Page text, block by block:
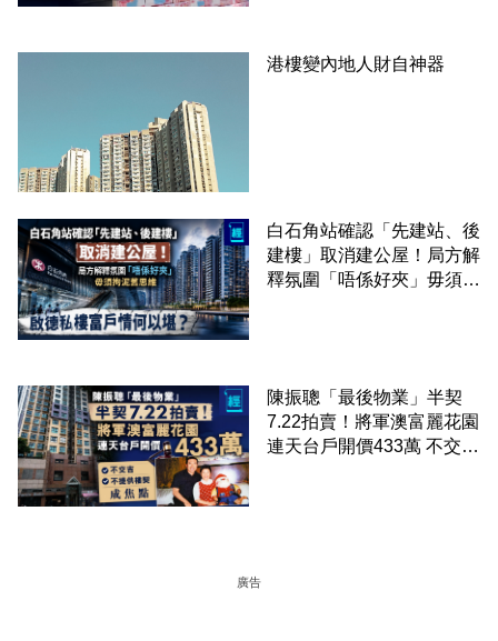
港樓變內地人財自神器
白石角站確認「先建站、後
建樓」取消建公屋！局方解
釋氛圍「唔係好夾」毋須拘
陳振聰「最後物業」半契
7.22拍賣！將軍澳富麗花園
連天台戶開價433萬 不交
廣告